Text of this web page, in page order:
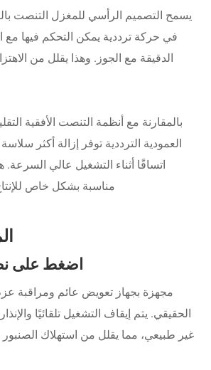
يسمح التصميم الرأسي للمغزل التنصت
في حركة ترددية يمكن التحكم فيها مع
الدقيقة مع الجوز. وهذا يقلل من
بالمقارنة مع أنظمة التنصت الأفقية
العمودية الترددية توفر إزالة أكثر
اتساقًا أثناء التشغيل عالي السرعة.
مناسبة بشكل خاص
اضغط على
مجهزة بجهاز تعويض عائم ومراقبة
الحقيقي. يتم إيقاف التشغيل تلقائيًا
غير طبيعي، مما يقلل من استهلاك الصنبور